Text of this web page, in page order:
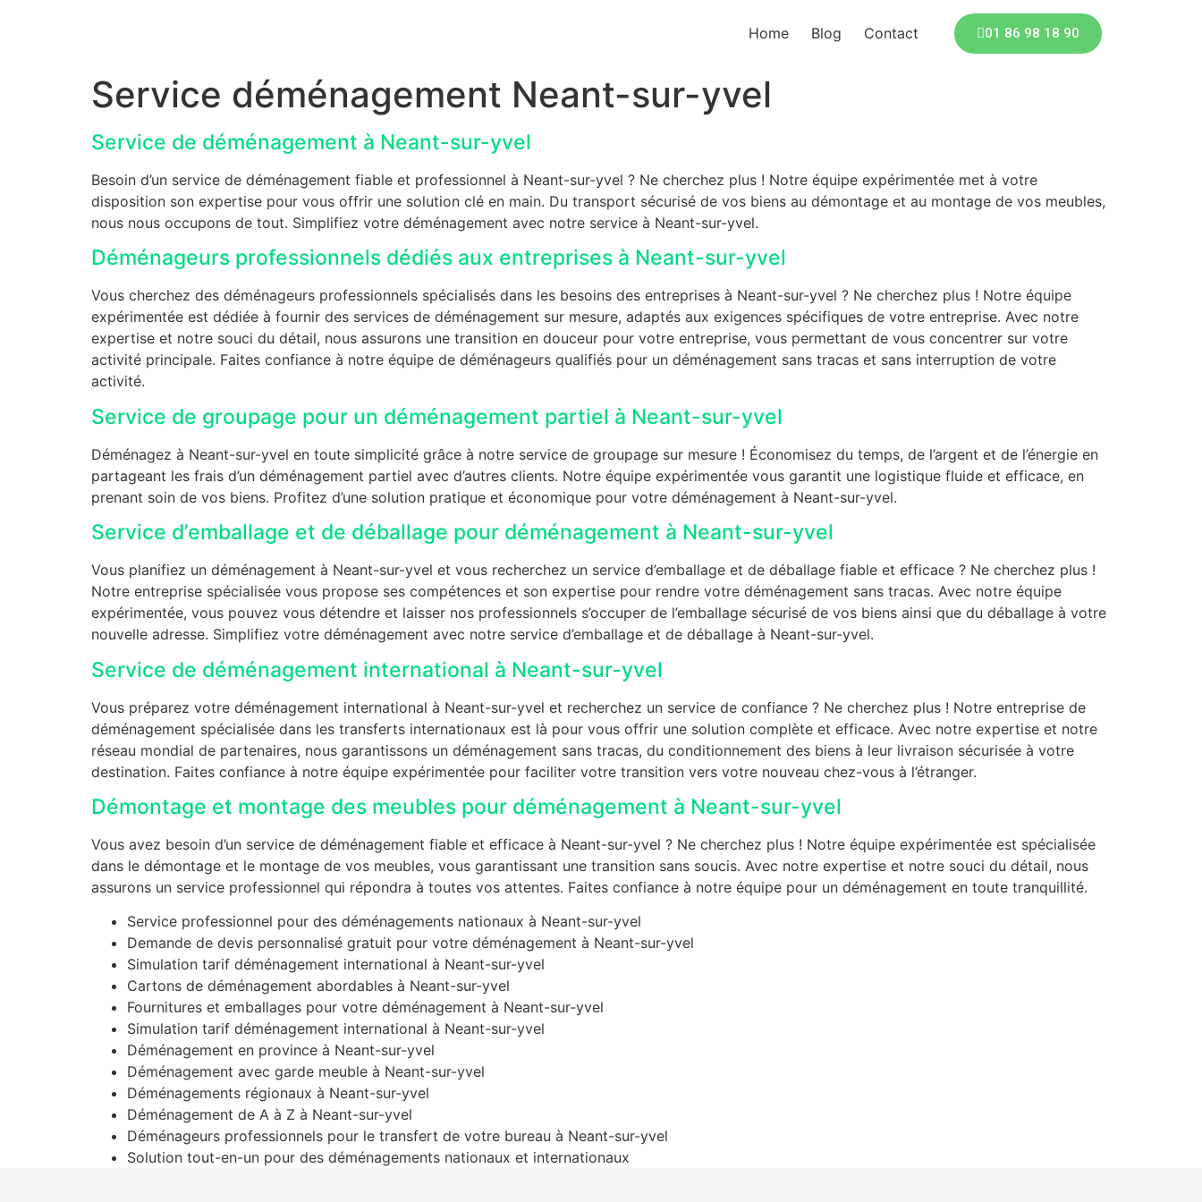
Home Blog Contact 01 86 98 18 90
Service déménagement Neant-sur-yvel
Service de déménagement à Neant-sur-yvel
Besoin d’un service de déménagement fiable et professionnel à Neant-sur-yvel ? Ne cherchez plus ! Notre équipe expérimentée met à votre
disposition son expertise pour vous offrir une solution clé en main. Du transport sécurisé de vos biens au démontage et au montage de vos meubles,
nous nous occupons de tout. Simplifiez votre déménagement avec notre service à Neant-sur-yvel.
Déménageurs professionnels dédiés aux entreprises à Neant-sur-yvel
Vous cherchez des déménageurs professionnels spécialisés dans les besoins des entreprises à Neant-sur-yvel ? Ne cherchez plus ! Notre équipe
expérimentée est dédiée à fournir des services de déménagement sur mesure, adaptés aux exigences spécifiques de votre entreprise. Avec notre
expertise et notre souci du détail, nous assurons une transition en douceur pour votre entreprise, vous permettant de vous concentrer sur votre
activité principale. Faites confiance à notre équipe de déménageurs qualifiés pour un déménagement sans tracas et sans interruption de votre
activité.
Service de groupage pour un déménagement partiel à Neant-sur-yvel
Déménagez à Neant-sur-yvel en toute simplicité grâce à notre service de groupage sur mesure ! Économisez du temps, de l’argent et de l’énergie en
partageant les frais d’un déménagement partiel avec d’autres clients. Notre équipe expérimentée vous garantit une logistique fluide et efficace, en
prenant soin de vos biens. Profitez d’une solution pratique et économique pour votre déménagement à Neant-sur-yvel.
Service d’emballage et de déballage pour déménagement à Neant-sur-yvel
Vous planifiez un déménagement à Neant-sur-yvel et vous recherchez un service d’emballage et de déballage fiable et efficace ? Ne cherchez plus !
Notre entreprise spécialisée vous propose ses compétences et son expertise pour rendre votre déménagement sans tracas. Avec notre équipe
expérimentée, vous pouvez vous détendre et laisser nos professionnels s’occuper de l’emballage sécurisé de vos biens ainsi que du déballage à votre
nouvelle adresse. Simplifiez votre déménagement avec notre service d’emballage et de déballage à Neant-sur-yvel.
Service de déménagement international à Neant-sur-yvel
Vous préparez votre déménagement international à Neant-sur-yvel et recherchez un service de confiance ? Ne cherchez plus ! Notre entreprise de
déménagement spécialisée dans les transferts internationaux est là pour vous offrir une solution complète et efficace. Avec notre expertise et notre
réseau mondial de partenaires, nous garantissons un déménagement sans tracas, du conditionnement des biens à leur livraison sécurisée à votre
destination. Faites confiance à notre équipe expérimentée pour faciliter votre transition vers votre nouveau chez-vous à l’étranger.
Démontage et montage des meubles pour déménagement à Neant-sur-yvel
Vous avez besoin d’un service de déménagement fiable et efficace à Neant-sur-yvel ? Ne cherchez plus ! Notre équipe expérimentée est spécialisée
dans le démontage et le montage de vos meubles, vous garantissant une transition sans soucis. Avec notre expertise et notre souci du détail, nous
assurons un service professionnel qui répondra à toutes vos attentes. Faites confiance à notre équipe pour un déménagement en toute tranquillité.
Service professionnel pour des déménagements nationaux à Neant-sur-yvel
Demande de devis personnalisé gratuit pour votre déménagement à Neant-sur-yvel
Simulation tarif déménagement international à Neant-sur-yvel
Cartons de déménagement abordables à Neant-sur-yvel
Fournitures et emballages pour votre déménagement à Neant-sur-yvel
Simulation tarif déménagement international à Neant-sur-yvel
Déménagement en province à Neant-sur-yvel
Déménagement avec garde meuble à Neant-sur-yvel
Déménagements régionaux à Neant-sur-yvel
Déménagement de A à Z à Neant-sur-yvel
Déménageurs professionnels pour le transfert de votre bureau à Neant-sur-yvel
Solution tout-en-un pour des déménagements nationaux et internationaux